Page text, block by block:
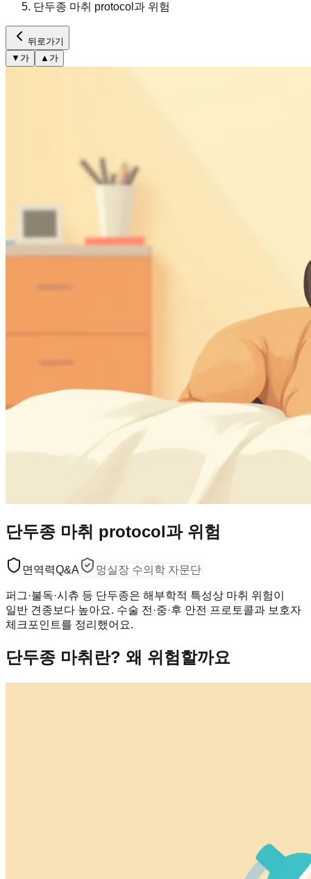
단두종 마취 protocol과 위험
뒤로가기
▼ 가 ▲ 가
단두종 마취 protocol과 위험
면역력Q&A 멍실장 수의학 자문단
퍼그·불독·시츄 등 단두종은 해부학적 특성상 마취 위험이
일반 견종보다 높아요. 수술 전·중·후 안전 프로토콜과 보호자
체크포인트를 정리했어요.
단두종 마취란? 왜 위험할까요